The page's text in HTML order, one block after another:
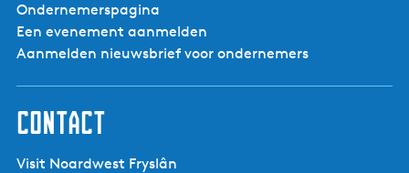
Ondernemerspagina
Een evenement aanmelden
Aanmelden nieuwsbrief voor ondernemers
Contact
Visit Noardwest Fryslân